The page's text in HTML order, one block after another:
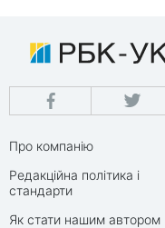
Про компанію
Редакційна політика і
стандарти
Як стати нашим автором